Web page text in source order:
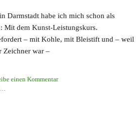
Darmstadt habe ich mich schon als
Mit dem Kunst-Leistungskurs.
– mit Kohle, mit Bleistift und – weil
Zeichner war –
einen Kommentar